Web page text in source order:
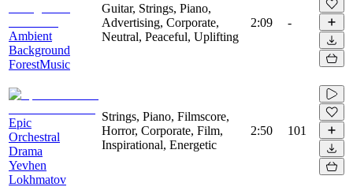
Ambient
Background
ForestMusic
Guitar, Strings, Piano,
Advertising, Corporate,
Neutral, Peaceful, Uplifting
2:09 -
Epic
Orchestral
Drama
Yevhen
Lokhmatov
Strings, Piano, Filmscore,
Horror, Corporate, Film,
Inspirational, Energetic
2:50 101